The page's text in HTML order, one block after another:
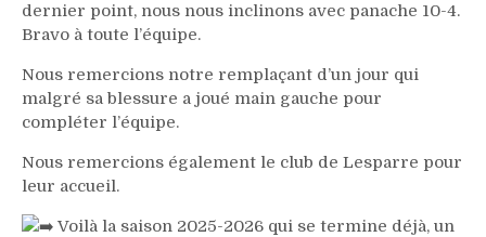
dernier point, nous nous inclinons avec panache 10-4.
Bravo à toute l’équipe.
Nous remercions notre remplaçant d’un jour qui
malgré sa blessure a joué main gauche pour
compléter l’équipe.
Nous remercions également le club de Lesparre pour
leur accueil.
Voilà la saison 2025-2026 qui se termine déjà, un